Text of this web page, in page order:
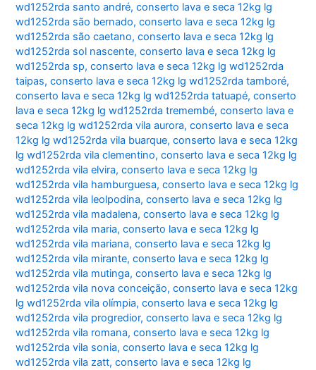
wd1252rda santo andré,conserto lava e seca 12kg lg
wd1252rda são bernado,conserto lava e seca 12kg lg
wd1252rda são caetano,conserto lava e seca 12kg lg
wd1252rda sol nascente,conserto lava e seca 12kg lg
wd1252rda sp,conserto lava e seca 12kg lg wd1252rda
taipas,conserto lava e seca 12kg lg wd1252rda tamboré,
conserto lava e seca 12kg lg wd1252rda tatuapé,conserto
lava e seca 12kg lg wd1252rda tremembé,conserto lava e
seca 12kg lg wd1252rda vila aurora,conserto lava e seca
12kg lg wd1252rda vila buarque,conserto lava e seca 12kg
lg wd1252rda vila clementino,conserto lava e seca 12kg lg
wd1252rda vila elvira,conserto lava e seca 12kg lg
wd1252rda vila hamburguesa,conserto lava e seca 12kg lg
wd1252rda vila leolpodina,conserto lava e seca 12kg lg
wd1252rda vila madalena,conserto lava e seca 12kg lg
wd1252rda vila maria,conserto lava e seca 12kg lg
wd1252rda vila mariana,conserto lava e seca 12kg lg
wd1252rda vila mirante,conserto lava e seca 12kg lg
wd1252rda vila mutinga,conserto lava e seca 12kg lg
wd1252rda vila nova conceição,conserto lava e seca 12kg
lg wd1252rda vila olímpia,conserto lava e seca 12kg lg
wd1252rda vila progredior,conserto lava e seca 12kg lg
wd1252rda vila romana,conserto lava e seca 12kg lg
wd1252rda vila sonia,conserto lava e seca 12kg lg
wd1252rda vila zatt,conserto lava e seca 12kg lg